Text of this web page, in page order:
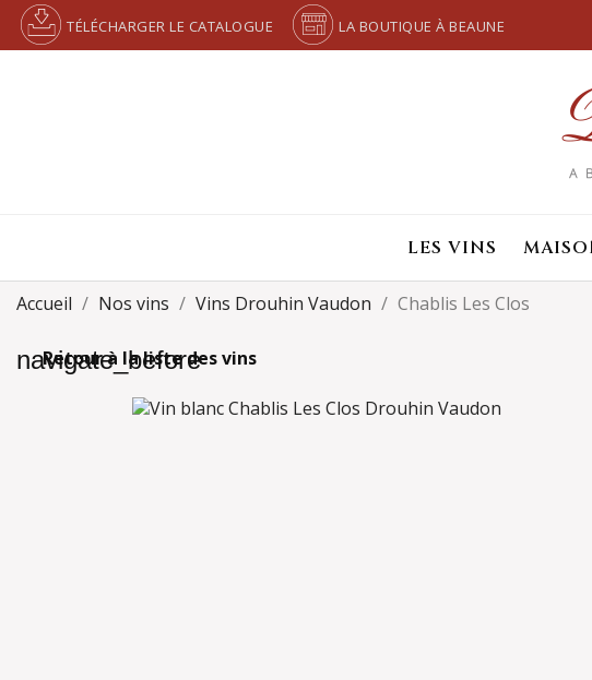
TÉLÉCHARGER LE CATALOGUE LA BOUTIQUE À BEAUNE
LES VINS
Accueil Nos vins Vins Drouhin Vaudon Chablis Les Clos
navigate_before
Retour à la liste des vins